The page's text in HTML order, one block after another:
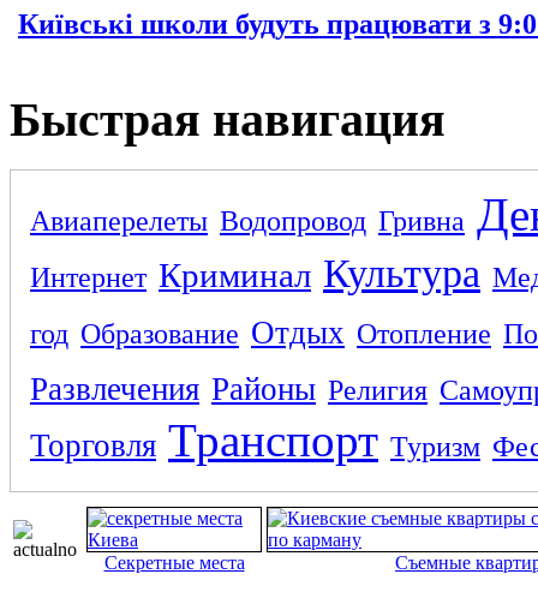
Київські школи будуть працювати з
Быстрая навигация
Авиаперелеты Водопровод Гривна
Интернет Криминал Культура
год Образование Отдых Отопление
Развлечения Районы Религия
Торговля Транспорт Туризм
Секретные места Съемные